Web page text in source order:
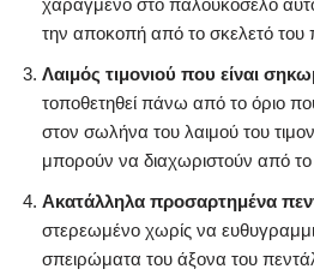
χαραγμένο στο παλουκόσελο
την αποκοπή από το σκελετό του
Λαιμός τιμονιού που είναι
τοποθετηθεί πάνω από το όριο
στον σωλήνα του λαιμού του
μπορούν να διαχωριστούν από
Ακατάλληλα προσαρτημένα
στερεωμένο χωρίς να
σπειρώματα του άξονα του